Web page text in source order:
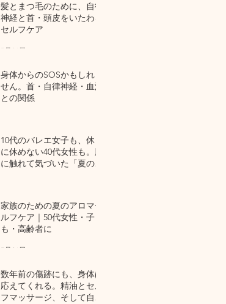
髪とまつ毛のために、自律
神経と首・頭皮をいたわる
セルフケア
7月31日
身体からのSOSかもしれま
せん。首・自律神経・血流
との関係
10代のバレエ女子も、休日
に休めない40代女性も。肌
に触れて気づいた「夏の全
家族のための夏のアロマセ
ルフケア｜50代女性・子ど
も・高齢者に
7月24日
数年前の傷跡にも、身体は
応えてくれる。精油とセル
フマッサージ、そして自己